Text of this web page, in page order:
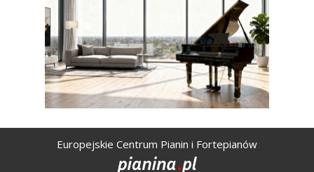
Europejskie Centrum Pianin i Fortepianów